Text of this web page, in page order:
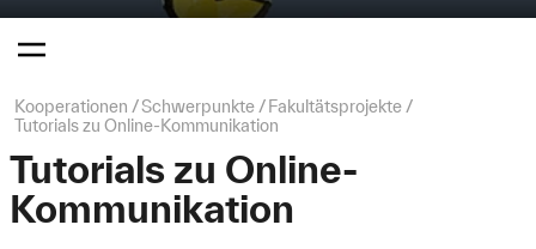
bestätigen
des
Menüs
Seitenpfad:
Kooperationen Schwerpunkte
Fakultätsprojekte
Tutorials zu Online-Kommunikation
Tutorials zu Online-
Kommunikation